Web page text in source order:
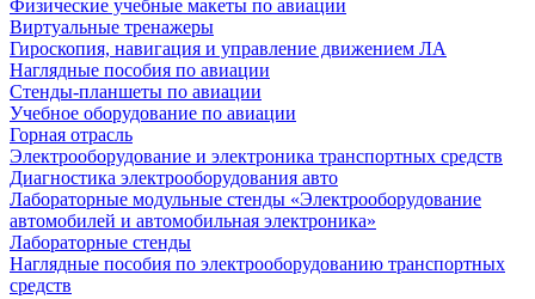
Физические учебные макеты по авиации
Виртуальные тренажеры
Гироскопия, навигация и управление движением ЛА
Наглядные пособия по авиации
Стенды-планшеты по авиации
Учебное оборудование по авиации
Горная отрасль
Электрооборудование и электроника транспортных средств
Диагностика электрооборудования авто
Лабораторные модульные стенды «Электрооборудование
автомобилей и автомобильная электроника»
Лабораторные стенды
Наглядные пособия по электрооборудованию транспортных
средств